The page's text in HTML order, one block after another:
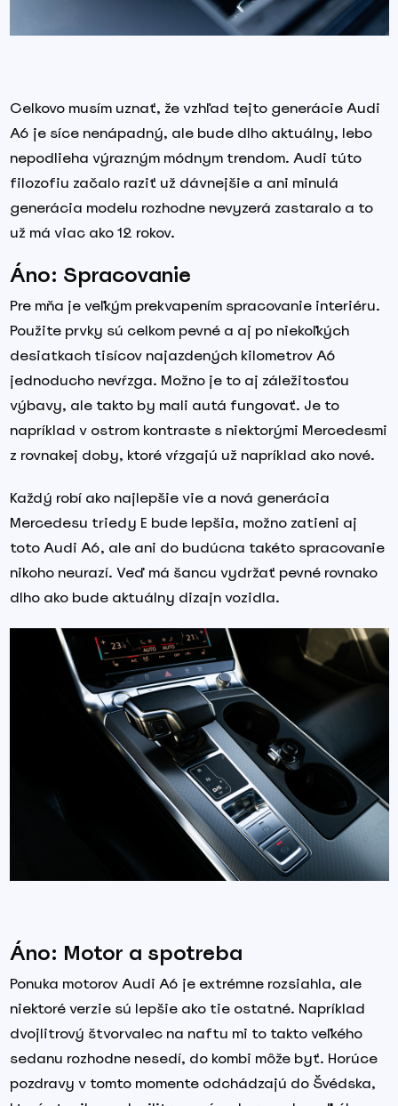
Celkovo musím uznať, že vzhľad tejto generácie Audi
A6 je síce nenápadný, ale bude dlho aktuálny, lebo
nepodlieha výrazným módnym trendom. Audi túto
filozofiu začalo raziť už dávnejšie a ani minulá
generácia modelu rozhodne nevyzerá zastaralo a to
už má viac ako 12 rokov.
Áno: Spracovanie
Pre mňa je veľkým prekvapením spracovanie interiéru.
Použite prvky sú celkom pevné a aj po niekoľkých
desiatkach tisícov najazdených kilometrov A6
jednoducho nevŕzga. Možno je to aj záležitosťou
výbavy, ale takto by mali autá fungovať. Je to
napríklad v ostrom kontraste s niektorými Mercedesmi
z rovnakej doby, ktoré vŕzgajú už napríklad ako nové.
Každý robí ako najlepšie vie a nová generácia
Mercedesu triedy E bude lepšia, možno zatieni aj
toto Audi A6, ale ani do budúcna takéto spracovanie
nikoho neurazí. Veď má šancu vydržať pevné rovnako
dlho ako bude aktuálny dizajn vozidla.
Áno: Motor a spotreba
Ponuka motorov Audi A6 je extrémne rozsiahla, ale
niektoré verzie sú lepšie ako tie ostatné. Napríklad
dvojlitrový štvorvalec na naftu mi to takto veľkého
sedanu rozhodne nesedí, do kombi môže byť. Horúce
pozdravy v tomto momente odchádzajú do Švédska,